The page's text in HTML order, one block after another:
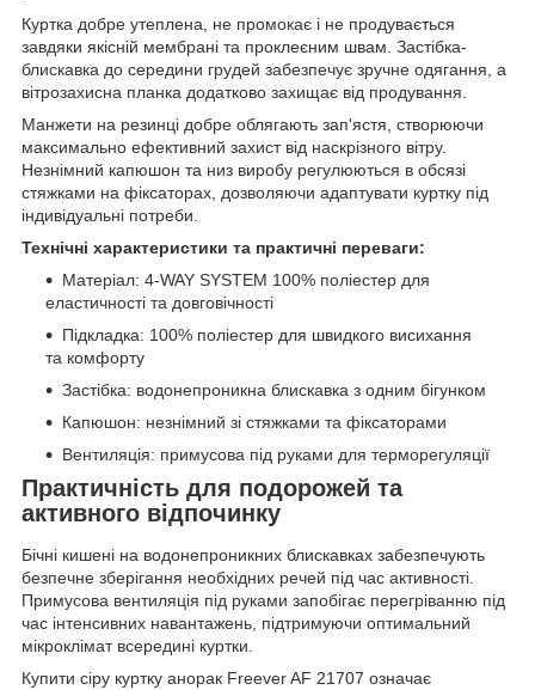
Куртка добре утеплена, не промокає і не продувається
завдяки якісній мембрані та проклеєним швам. Застібка-
блискавка до середини грудей забезпечує зручне одягання, а
вітрозахисна планка додатково захищає від продування.
Манжети на резинці добре облягають зап'ястя, створюючи
максимально ефективний захист від наскрізного вітру.
Незнімний капюшон та низ виробу регулюються в обсязі
стяжками на фіксаторах, дозволяючи адаптувати куртку під
індивідуальні потреби.
Технічні характеристики та практичні переваги:
Матеріал: 4-WAY SYSTEM 100% поліестер для
еластичності та довговічності
Підкладка: 100% поліестер для швидкого висихання
та комфорту
Застібка: водонепроникна блискавка з одним бігунком
Капюшон: незнімний зі стяжками та фіксаторами
Вентиляція: примусова під руками для терморегуляції
Практичність для подорожей та
активного відпочинку
Бічні кишені на водонепроникних блискавках забезпечують
безпечне зберігання необхідних речей під час активності.
Примусова вентиляція під руками запобігає перегріванню під
час інтенсивних навантажень, підтримуючи оптимальний
мікроклімат всередині куртки.
Купити сіру куртку анорак Freever AF 21707 означає